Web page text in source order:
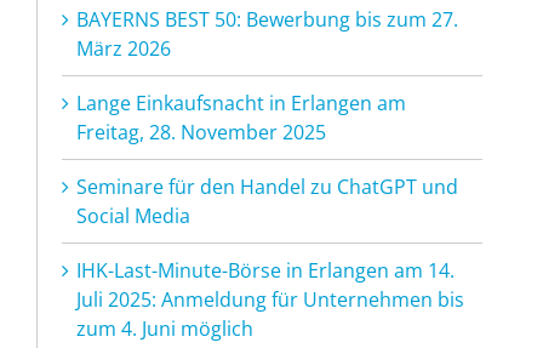
BAYERNS BEST 50: Bewerbung bis zum 27.
März 2026
Lange Einkaufsnacht in Erlangen am
Freitag, 28. November 2025
Seminare für den Handel zu ChatGPT und
Social Media
IHK-Last-Minute-Börse in Erlangen am 14.
Juli 2025: Anmeldung für Unternehmen bis
zum 4. Juni möglich